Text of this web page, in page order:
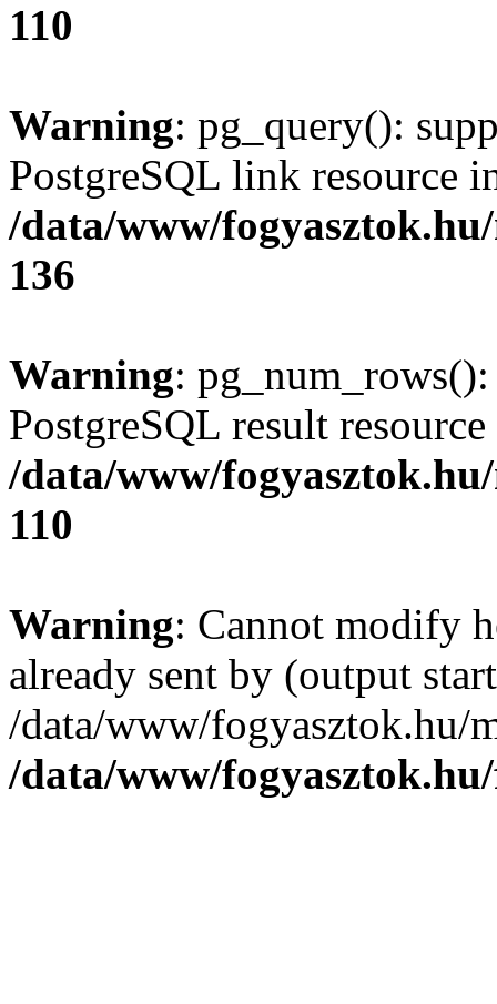
110
Warning: pg_query():
PostgreSQL link resource
/data/www/
136
Warning:
PostgreSQL result
/data/www/
110
Warning: Cannot modify
already sent by (output
/data/www/fogyasztok.hu/
/data/www/